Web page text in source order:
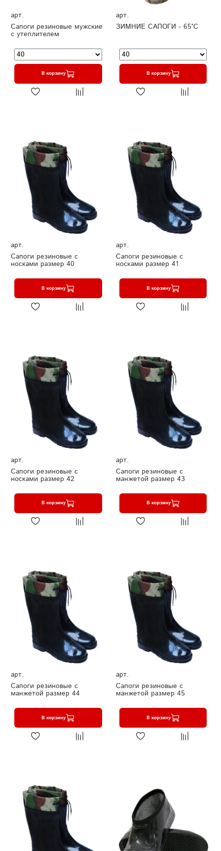
арт.
Сапоги резиновые мужские
с утеплителем
В корзину
арт.
ЗИМНИЕ САПОГИ - 65°C
В корзину
арт.
Сапоги резиновые с
носками размер 40
В корзину
арт.
Сапоги резиновые с
носками размер 41
В корзину
арт.
Сапоги резиновые с
носками размер 42
В корзину
арт.
Сапоги резиновые с
манжетой размер 43
В корзину
арт.
Сапоги резиновые с
манжетой размер 44
В корзину
арт.
Сапоги резиновые с
манжетой размер 45
В корзину